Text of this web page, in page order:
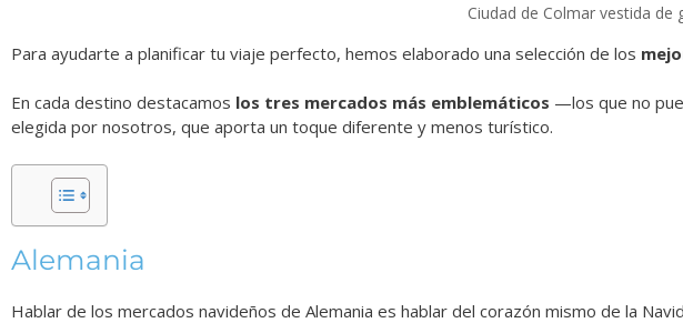
Ciudad de Colmar vestida de
Para ayudarte a planificar tu viaje perfecto, hemos elaborado una selección de los
En cada destino destacamos los tres mercados más emblemáticos —los que no
elegida por nosotros, que aporta un toque diferente y menos turístico.
Alemania
Hablar de los mercados navideños de Alemania es hablar del corazón mismo de la